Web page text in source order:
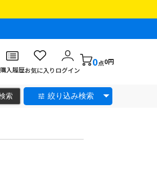
購入履歴お気に入りログイン
0点0円
絞り込み検索